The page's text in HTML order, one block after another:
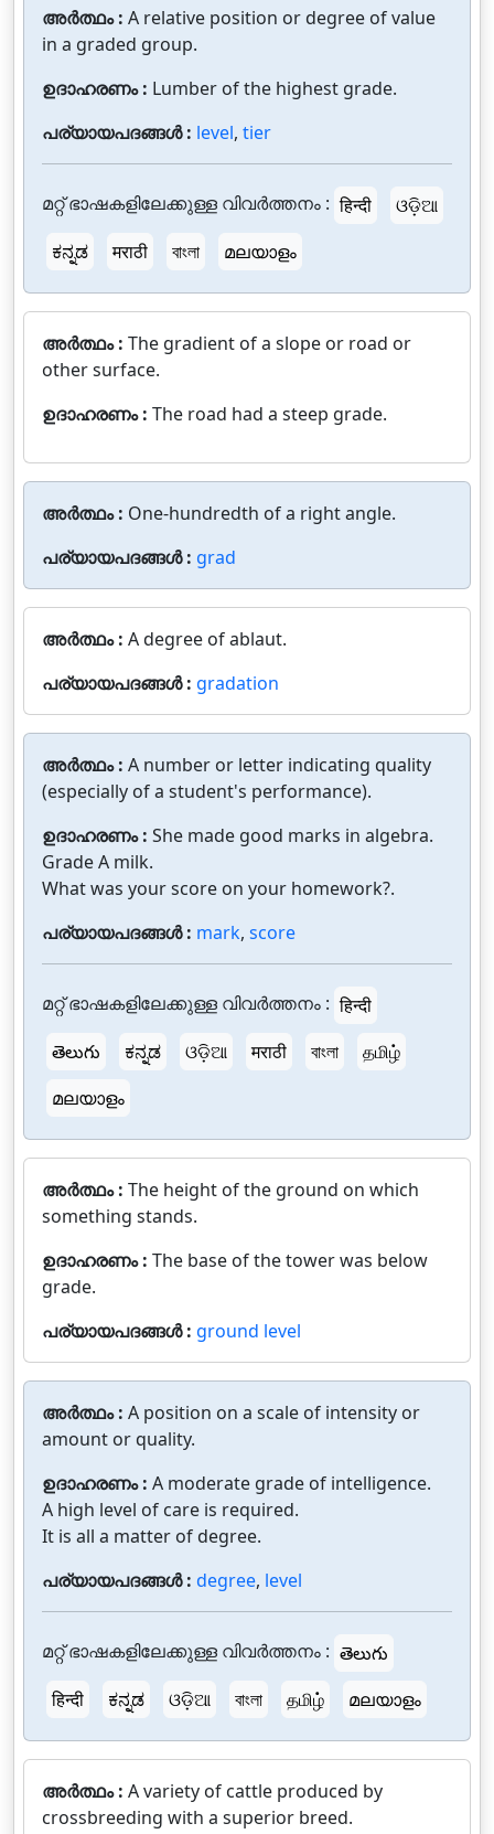
അർത്ഥം : A relative position or degree of value
in a graded group.
ഉദാഹരണം : Lumber of the highest grade.
പര്യായപദങ്ങൾ : level, tier
മറ്റ് ഭാഷകളിലേക്കുള്ള വിവർത്തനം : हिन्दी
ଓଡ଼ିଆ
ಕನ್ನಡ
मराठी বাংলা മലയാളം
അർത്ഥം : The gradient of a slope or road or
other surface.
ഉദാഹരണം : The road had a steep grade.
അർത്ഥം : One-hundredth of a right angle.
പര്യായപദങ്ങൾ : grad
അർത്ഥം : A degree of ablaut.
പര്യായപദങ്ങൾ : gradation
അർത്ഥം : A number or letter indicating quality
(especially of a student's performance).
ഉദാഹരണം : She made good marks in algebra.
Grade A milk.
What was your score on your homework?.
പര്യായപദങ്ങൾ : mark, score
മറ്റ് ഭാഷകളിലേക്കുള്ള വിവർത്തനം : हिन्दी
తెలుగు
ಕನ್ನಡ ଓଡ଼ିଆ मराठी বাংলা
தமிழ்
മലയാളം
അർത്ഥം : The height of the ground on which
something stands.
ഉദാഹരണം : The base of the tower was below
grade.
പര്യായപദങ്ങൾ : ground level
അർത്ഥം : A position on a scale of intensity or
amount or quality.
ഉദാഹരണം : A moderate grade of intelligence.
A high level of care is required.
It is all a matter of degree.
പര്യായപദങ്ങൾ : degree, level
മറ്റ് ഭാഷകളിലേക്കുള്ള വിവർത്തനം : తెలుగు
हिन्दी
ಕನ್ನಡ ଓଡ଼ିଆ বাংলা தமிழ் മലയാളം
അർത്ഥം : A variety of cattle produced by
crossbreeding with a superior breed.